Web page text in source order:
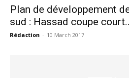
Plan de développement
sud : Hassad coupe
Rédaction - 10 March 2017